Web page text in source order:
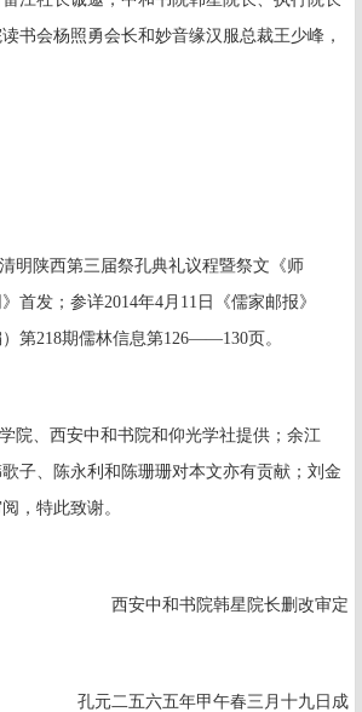
书会杨照勇会长和妙音缘汉服总裁王少峰，
明陕西第三届祭孔典礼议程暨祭文《师
首发；参详2014年4月 11 日《儒家邮报》
）第218期儒林信息第126——130页。
院、西安中和书院和仰光学社提供；余江
子、陈永利和陈珊珊对本文亦有贡献；刘金
，特此致谢。
西安中和书院韩星院长删改审定
孔元二五六五年甲午春三月十九日成